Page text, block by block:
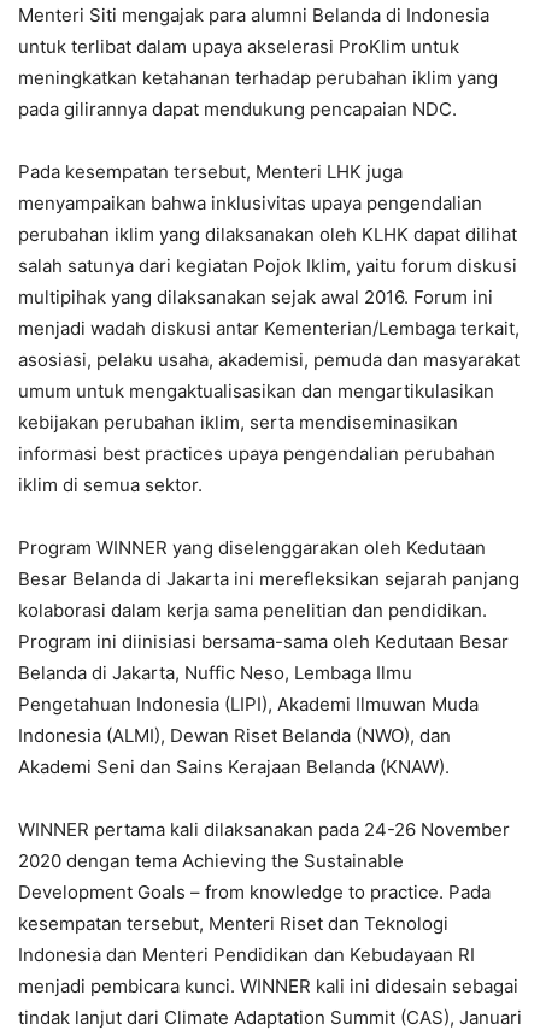
Menteri Siti mengajak para alumni Belanda di Indonesia
untuk terlibat dalam upaya akselerasi ProKlim untuk
meningkatkan ketahanan terhadap perubahan iklim yang
pada gilirannya dapat mendukung pencapaian NDC.
Pada kesempatan tersebut, Menteri LHK juga
menyampaikan bahwa inklusivitas upaya pengendalian
perubahan iklim yang dilaksanakan oleh KLHK dapat dilihat
salah satunya dari kegiatan Pojok Iklim, yaitu forum diskusi
multipihak yang dilaksanakan sejak awal 2016. Forum ini
menjadi wadah diskusi antar Kementerian/Lembaga terkait,
asosiasi, pelaku usaha, akademisi, pemuda dan masyarakat
umum untuk mengaktualisasikan dan mengartikulasikan
kebijakan perubahan iklim, serta mendiseminasikan
informasi best practices upaya pengendalian perubahan
iklim di semua sektor.
Program WINNER yang diselenggarakan oleh Kedutaan
Besar Belanda di Jakarta ini merefleksikan sejarah panjang
kolaborasi dalam kerja sama penelitian dan pendidikan.
Program ini diinisiasi bersama-sama oleh Kedutaan Besar
Belanda di Jakarta, Nuffic Neso, Lembaga Ilmu
Pengetahuan Indonesia (LIPI), Akademi Ilmuwan Muda
Indonesia (ALMI), Dewan Riset Belanda (NWO), dan
Akademi Seni dan Sains Kerajaan Belanda (KNAW).
WINNER pertama kali dilaksanakan pada 24-26 November
2020 dengan tema Achieving the Sustainable
Development Goals – from knowledge to practice. Pada
kesempatan tersebut, Menteri Riset dan Teknologi
Indonesia dan Menteri Pendidikan dan Kebudayaan RI
menjadi pembicara kunci. WINNER kali ini didesain sebagai
tindak lanjut dari Climate Adaptation Summit (CAS), Januari